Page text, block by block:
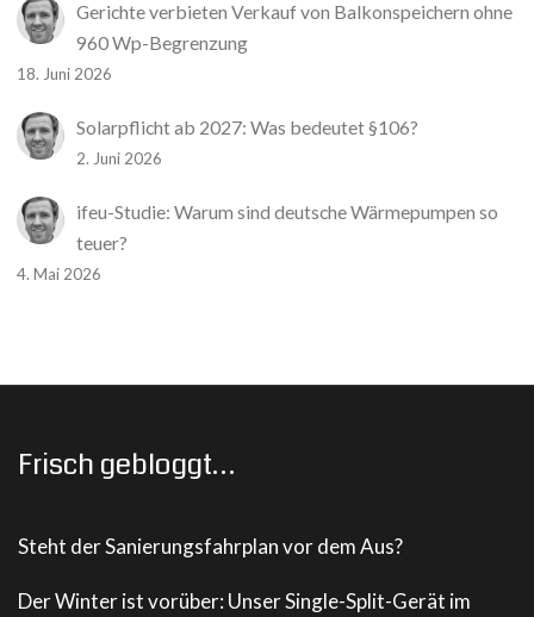
Gerichte verbieten Verkauf von Balkonspeichern ohne
960 Wp-Begrenzung
18. Juni 2026
Solarpflicht ab 2027: Was bedeutet §106?
2. Juni 2026
ifeu-Studie: Warum sind deutsche Wärmepumpen so
teuer?
4. Mai 2026
Frisch gebloggt…
Steht der Sanierungsfahrplan vor dem Aus?
Der Winter ist vorüber: Unser Single-Split-Gerät im